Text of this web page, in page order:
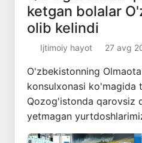
ketgan bolalar
olib kelindi
Ijtimoiy hayot 27 avg
O'zbekistonning
konsulxonasi ko'magida
Qozog'istonda qarovsiz
yetmagan